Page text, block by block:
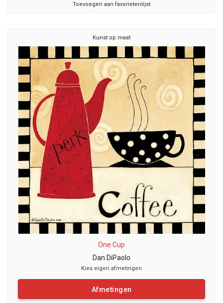
Toevoegen aan favorietenlijst
Kunst op maat
One Cup
Dan DiPaolo
Kies eigen afmetingen
Afmetingen